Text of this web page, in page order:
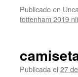
Publicado en
tottenham 2019
Publicada el 27